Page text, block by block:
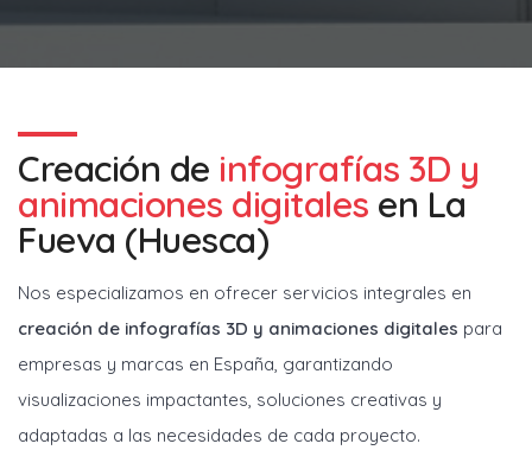
Creación de infografías 3D y
animaciones digitales en La
Fueva (Huesca)
Nos especializamos en ofrecer servicios integrales en
creación de infografías 3D y animaciones digitales para
empresas y marcas en España, garantizando
visualizaciones impactantes, soluciones creativas y
adaptadas a las necesidades de cada proyecto.